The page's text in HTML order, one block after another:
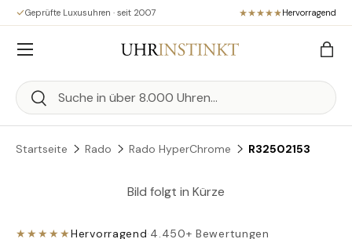
Direkt zum Inhalt
Geprüfte Luxusuhren · seit 2007 Hervorragend
Suchen
Suchen
Menü
Startseite Rado Rado HyperChrome R32502153
Bild folgt in Kürze
★★★★★Hervorragend·4.450+ Bewertungen